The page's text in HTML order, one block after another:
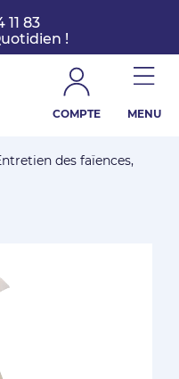
83
!
COMPTE MENU
des faïences,